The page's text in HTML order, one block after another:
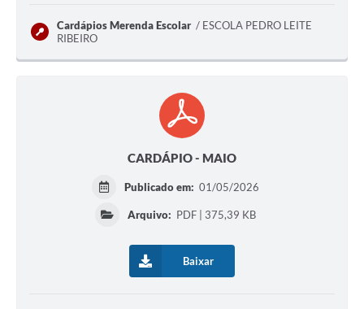
Cardápios Merenda Escolar
ESCOLA PEDRO LEITE
RIBEIRO
CARDÁPIO - MAIO
Publicado em: 01/05/2026
Arquivo: PDF | 375,39 KB
Baixar